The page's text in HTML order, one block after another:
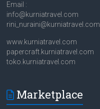
Email :
info@kurniatravel.com
rini_nuraini@kurniatravel.com
www.kurniatravel.com
papercraft.kurniatravel.com
toko.kurniatravel.com
Marketplace